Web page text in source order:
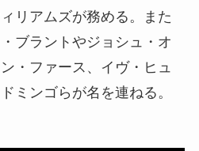
リアムズが務める。また
ブラントやジョシュ・オ
・ファース、イヴ・ヒュ
ミンゴらが名を連ねる。